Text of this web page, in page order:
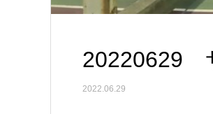
20220629
2022.06.29